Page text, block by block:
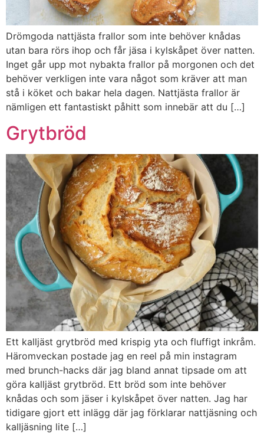
Drömgoda nattjästa frallor som inte behöver knådas
utan bara rörs ihop och får jäsa i kylskåpet över natten.
Inget går upp mot nybakta frallor på morgonen och det
behöver verkligen inte vara något som kräver att man
stå i köket och bakar hela dagen. Nattjästa frallor är
nämligen ett fantastiskt påhitt som innebär att du […]
Grytbröd
Ett kalljäst grytbröd med krispig yta och fluffigt inkråm.
Häromveckan postade jag en reel på min instagram
med brunch-hacks där jag bland annat tipsade om att
göra kalljäst grytbröd. Ett bröd som inte behöver
knådas och som jäser i kylskåpet över natten. Jag har
tidigare gjort ett inlägg där jag förklarar nattjäsning och
kalljäsning lite […]